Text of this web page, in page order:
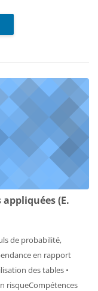
(E.
de probabilité,
en rapport
des tables •
risqueCompétences